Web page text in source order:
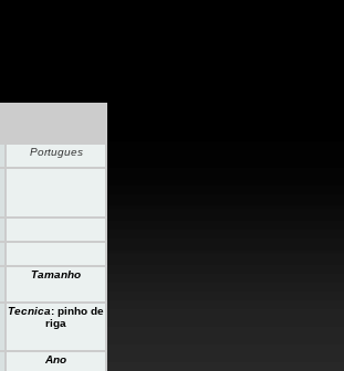
Portugues
Tamanho
Tecnica: pinho de
riga
Ano